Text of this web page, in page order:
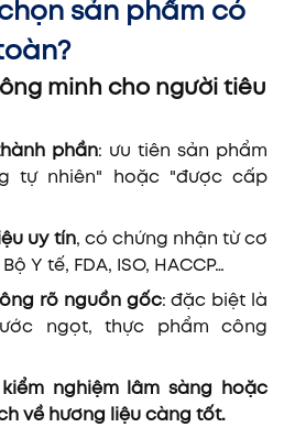
sản phẩm có
minh cho người tiêu
phần: ưu tiên sản phẩm
tự nhiên" hoặc "được cấp
uy tín, có chứng nhận từ cơ
Y tế, FDA, ISO, HACCP…
rõ nguồn gốc: đặc biệt là
ngọt, thực phẩm công
nghiệm lâm sàng hoặc
về hương liệu càng tốt.